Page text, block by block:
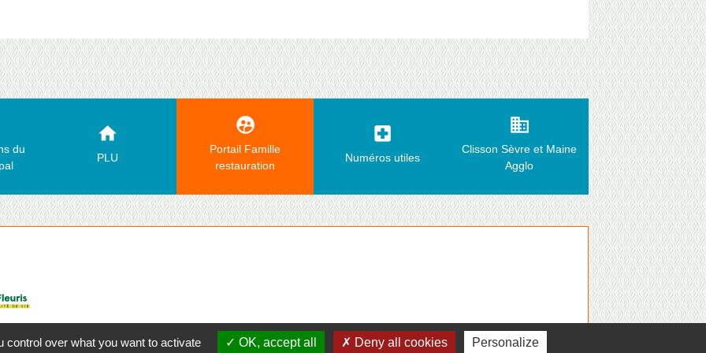
du
home
PLU
supervised_user_circle
Portail Famille
restauration
local_hospital
Numéros utiles
business
Clisson Sèvre et Maine
Agglo
over what you want to activate OK, accept all Deny all cookies Personalize